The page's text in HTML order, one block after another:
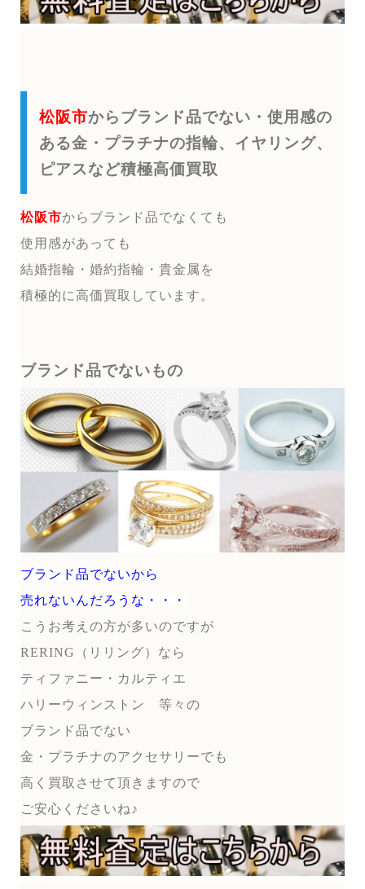
松阪市からブランド品でない・使用感の
ある金・プラチナの指輪、イヤリング、
ピアスなど積極高価買取
松阪市からブランド品でなくても
使用感があっても
結婚指輪・婚約指輪・貴金属を
積極的に高価買取しています。
ブランド品でないもの
ブランド品でないから
売れないんだろうな・・・
こうお考えの方が多いのですが
RERING（リリング）なら
ティファニー・カルティエ
ハリーウィンストン 等々の
ブランド品でない
金・プラチナのアクセサリーでも
高く買取させて頂きますので
ご安心くださいね♪